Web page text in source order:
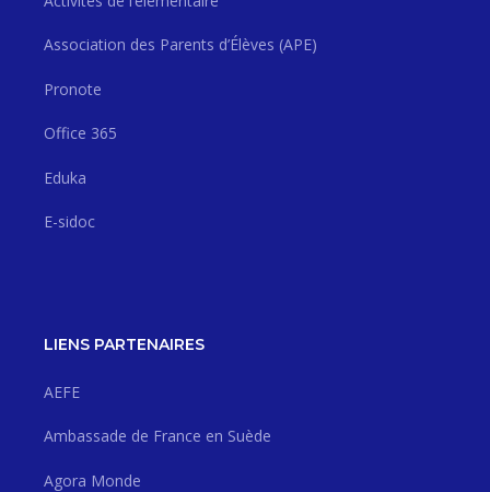
Association des Parents d’Élèves (APE)
Pronote
Office 365
Eduka
E-sidoc
LIENS PARTENAIRES
AEFE
Ambassade de France en Suède
Agora Monde